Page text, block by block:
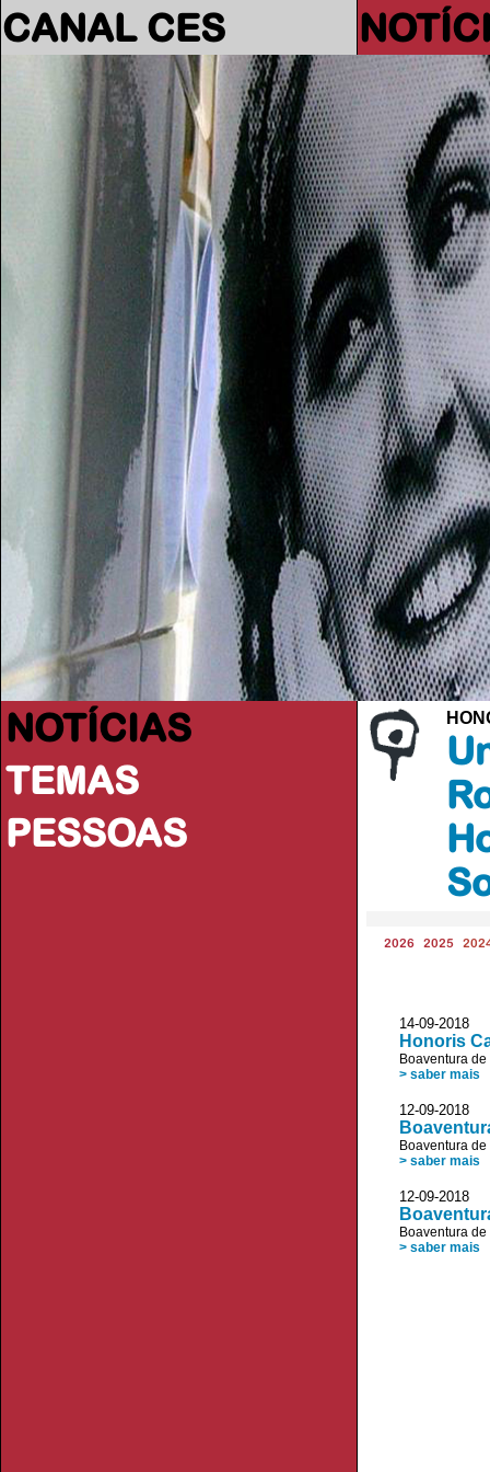
CANAL CES
NOTÍCIAS
TEMAS
PESSOAS
2026 2025
14-09-2018
Honoris
Boaventura
> saber mais
12-09-
Boaventura
> saber mais
12-09-2018
Boaventura
> saber mais